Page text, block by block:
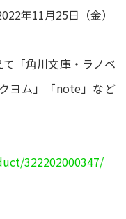
年11月25日（金）
「角川文庫・ラノベ
ヨム」「note」など
322202000347/